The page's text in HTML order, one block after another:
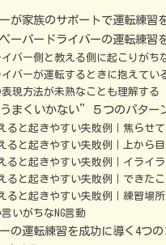
が家族のサポートで運転練習
ペーパードライバーの運転練
バー側と教える側に起こりがち
バーが運転するときに抱えてい
現方法が未熟なことも理解する
まくいかない”５つのパター
と起きやすい失敗例｜焦らせて
と起きやすい失敗例｜上から目
と起きやすい失敗例｜イライラ
と起きやすい失敗例｜できた
と起きやすい失敗例｜練習場所
いがちなNG言動
の運転練習を成功に導く4つの